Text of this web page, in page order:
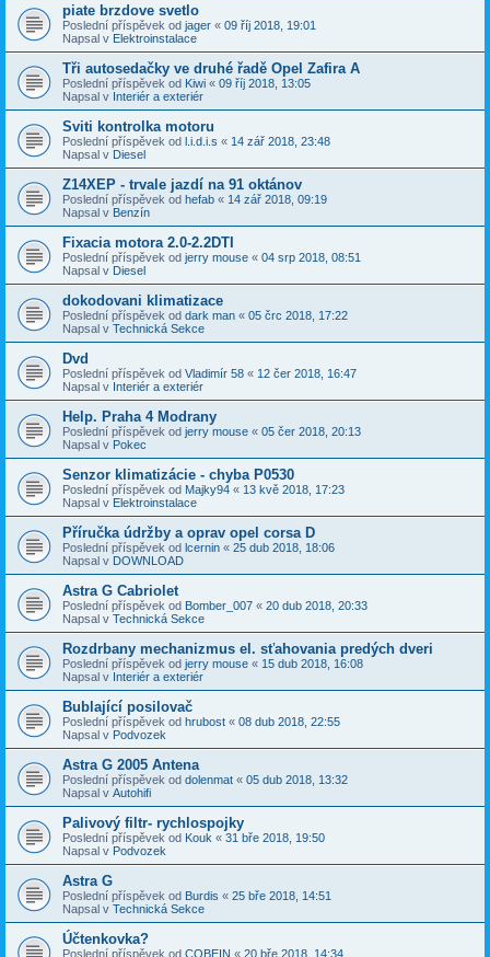
piate brzdove svetlo
Poslední příspěvek od jager « 09 říj 2018, 19:01
Napsal v Elektroinstalace
Tři autosedačky ve druhé řadě Opel Zafira A
Poslední příspěvek od Kiwi « 09 říj 2018, 13:05
Napsal v Interiér a exteriér
Sviti kontrolka motoru
Poslední příspěvek od l.i.d.i.s « 14 zář 2018, 23:48
Napsal v Diesel
Z14XEP - trvale jazdí na 91 oktánov
Poslední příspěvek od hefab « 14 zář 2018, 09:19
Napsal v Benzín
Fixacia motora 2.0-2.2DTI
Poslední příspěvek od jerry mouse « 04 srp 2018, 08:51
Napsal v Diesel
dokodovani klimatizace
Poslední příspěvek od dark man « 05 črc 2018, 17:22
Napsal v Technická Sekce
Dvd
Poslední příspěvek od Vladimír 58 « 12 čer 2018, 16:47
Napsal v Interiér a exteriér
Help. Praha 4 Modrany
Poslední příspěvek od jerry mouse « 05 čer 2018, 20:13
Napsal v Pokec
Senzor klimatizácie - chyba P0530
Poslední příspěvek od Majky94 « 13 kvě 2018, 17:23
Napsal v Elektroinstalace
Příručka údržby a oprav opel corsa D
Poslední příspěvek od lcernin « 25 dub 2018, 18:06
Napsal v DOWNLOAD
Astra G Cabriolet
Poslední příspěvek od Bomber_007 « 20 dub 2018, 20:33
Napsal v Technická Sekce
Rozdrbany mechanizmus el. sťahovania predých dveri
Poslední příspěvek od jerry mouse « 15 dub 2018, 16:08
Napsal v Interiér a exteriér
Bublající posilovač
Poslední příspěvek od hrubost « 08 dub 2018, 22:55
Napsal v Podvozek
Astra G 2005 Antena
Poslední příspěvek od dolenmat « 05 dub 2018, 13:32
Napsal v Autohifi
Palivový filtr- rychlospojky
Poslední příspěvek od Kouk « 31 bře 2018, 19:50
Napsal v Podvozek
Astra G
Poslední příspěvek od Burdis « 25 bře 2018, 14:51
Napsal v Technická Sekce
Účtenkovka?
Poslední příspěvek od COBEIN « 20 bře 2018, 14:34